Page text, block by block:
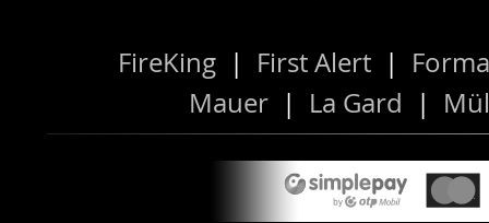
FireKing | First Alert |
Mauer | La Gard |